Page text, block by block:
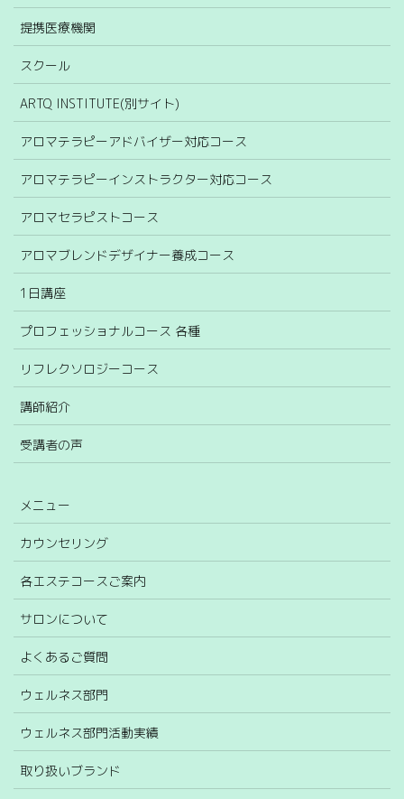
提携医療機関
スクール
ARTQ INSTITUTE(別サイト)
アロマテラピーアドバイザー対応コース
アロマテラピーインストラクター対応コース
アロマセラピストコース
アロマブレンドデザイナー養成コース
1日講座
プロフェッショナルコース 各種
リフレクソロジーコース
講師紹介
受講者の声
メニュー
カウンセリング
各エステコースご案内
サロンについて
よくあるご質問
ウェルネス部門
ウェルネス部門活動実績
取り扱いブランド